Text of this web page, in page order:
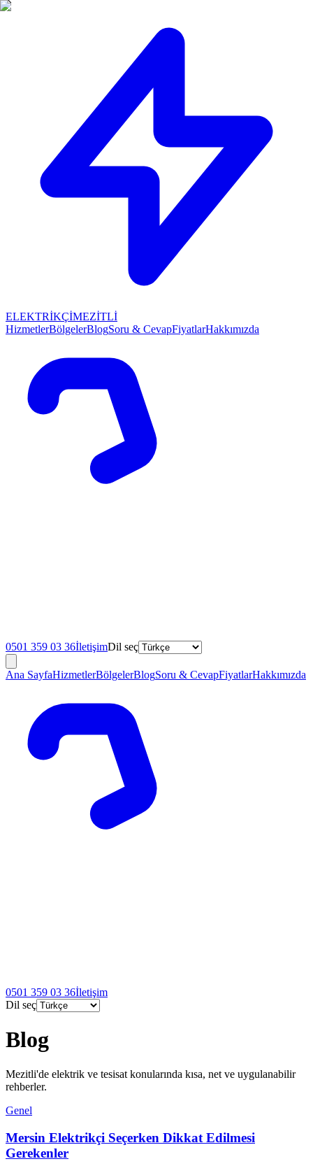
🔴
ELEKTRİKÇİMEZİTLİ
HizmetlerBölgelerBlogSoru & CevapFiyatlarHakkımızda
0501 359 03 36İletişimDil seç
Ana SayfaHizmetlerBölgelerBlogSoru & CevapFiyatlarHakkımızda
0501 359 03 36İletişim
Dil seç
Blog
Mezitli'de elektrik ve tesisat konularında kısa, net ve uygulanabilir
rehberler.
Genel
Mersin Elektrikçi Seçerken Dikkat Edilmesi
Gerekenler